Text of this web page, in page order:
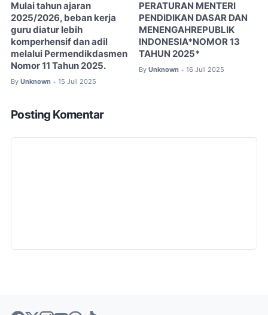
Mulai tahun ajaran
2025/2026, beban kerja
guru diatur lebih
komperhensif dan adil
melalui Permendikdasmen
Nomor 11 Tahun 2025.
By Unknown • 15 Juli 2025
PERATURAN MENTERI
PENDIDIKAN DASAR DAN
MENENGAHREPUBLIK
INDONESIA*NOMOR 13
TAHUN 2025*
By Unknown • 16 Juli 2025
Posting Komentar